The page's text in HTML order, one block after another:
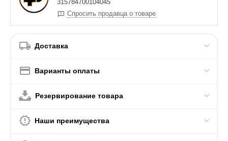
315784700104045
Спросить продавца о товаре
Доставка
Варианты оплаты
Резервирование товара
Наши преимущества